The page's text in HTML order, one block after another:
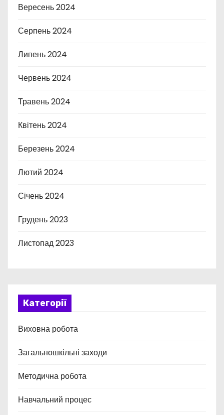
Вересень 2024
Серпень 2024
Липень 2024
Червень 2024
Травень 2024
Квітень 2024
Березень 2024
Лютий 2024
Січень 2024
Грудень 2023
Листопад 2023
Категорії
Виховна робота
Загальношкільні заходи
Методична робота
Навчальний процес